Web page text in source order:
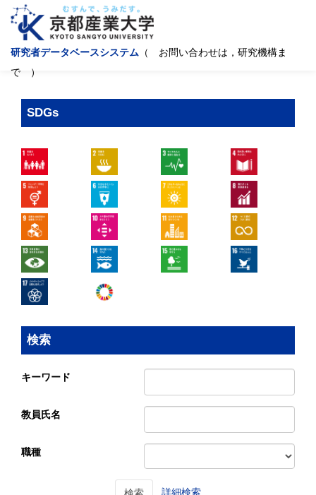
研究者データベースシステム （ お問い合わせは，研究機構ま
で ）
SDGs
検索
キーワード
教員氏名
職種
詳細検索